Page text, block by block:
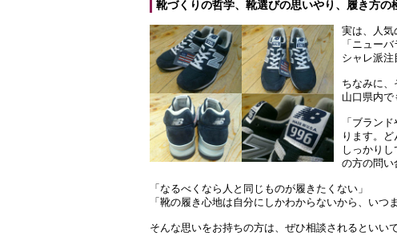
靴づくりの哲学、靴選びの思いやり、履き方の
実は、人気
「ニュー
シャレ派注
ちなみに、
山口県内で
「ブラン
ります。
しっかり
の方の問い
「なるべくなら人と同じものが履きたくない」
「靴の履き心地は自分にしかわからないから、いつ
そんな思いをお持ちの方は、ぜひ相談されるといいで